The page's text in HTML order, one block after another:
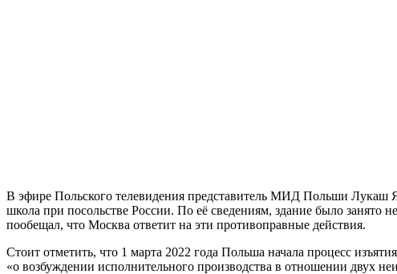
В эфире Польского телевидения представитель МИД Польши Лукаш
школа при посольстве России. По её сведениям, здание было занято
пообещал, что Москва ответит на эти противоправные действия.
Стоит отметить, что 1 марта 2022 года Польша начала процесс
«о возбуждении исполнительного производства в отношении двух